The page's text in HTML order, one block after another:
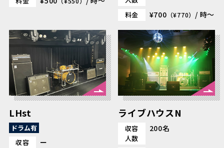
料金 ¥700 （¥770） / 時～
LHst
ドラム有
収容
ー
ライブハウスN
収容
人数
200名